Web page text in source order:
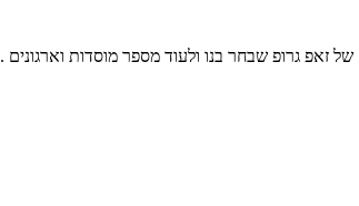
זאפ גרופ שבחר בנו ולעוד מספר מוסדות וארגונים .